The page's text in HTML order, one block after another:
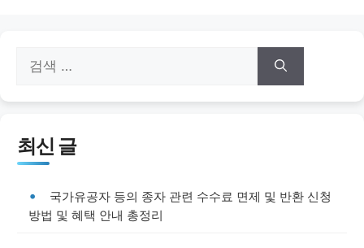
색:
최신 글
국가유공자 등의 종자 관련 수수료 면제 및 반환 신청
방법 및 혜택 안내 총정리